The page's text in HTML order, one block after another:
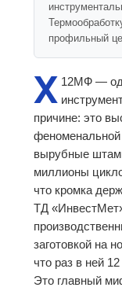
профильный
Х 12МФ —
причине: это
феноменальной
вырубные
миллионы
что кромка
ТД
заготовкой на
что раз в ней
Это главный